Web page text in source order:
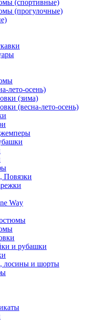
(спортивные)
(прогулочные)
лето-осень)
(зима)
(весна-лето-осень)
Повязки
Way
и рубашки
лосины и шорты